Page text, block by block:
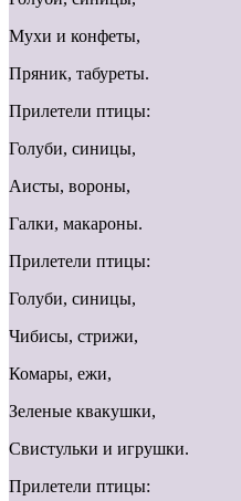
Мухи и конфеты,
Пряник, табуреты.
Прилетели птицы:
Голуби, синицы,
Аисты, вороны,
Галки, макароны.
Прилетели птицы:
Голуби, синицы,
Чибисы, стрижи,
Комары, ежи,
Зеленые квакушки,
Свистульки и игрушки.
Прилетели птицы: